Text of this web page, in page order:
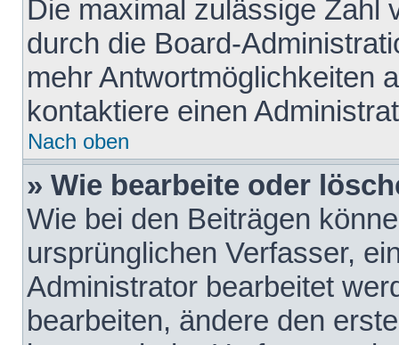
Die maximal zulässige Zahl
durch die Board-
mehr Antwortmöglichkeiten
kontaktiere einen
Nach oben
» Wie bearbeite oder
Wie bei den Beiträgen
ursprünglichen Verfasser,
Administrator bearbeitet
bearbeiten, ändere den